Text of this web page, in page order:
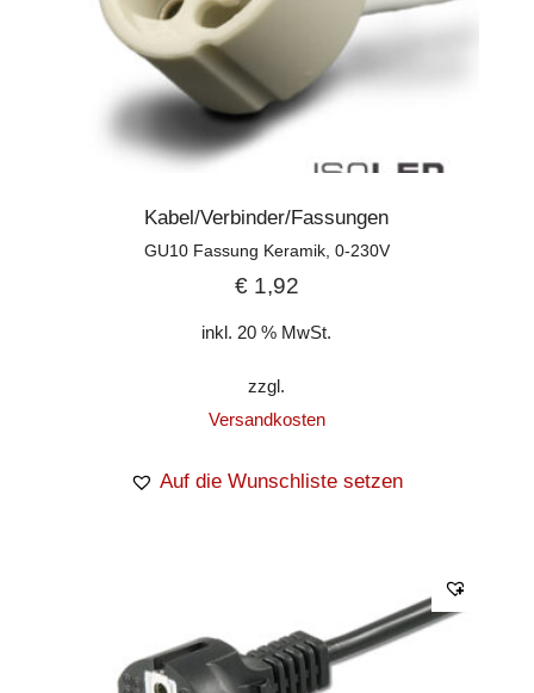
Kabel/Verbinder/Fassungen
GU10 Fassung Keramik, 0-230V
€1,92
inkl. 20 % MwSt.
zzgl.
Versandkosten
Auf die Wunschliste setzen